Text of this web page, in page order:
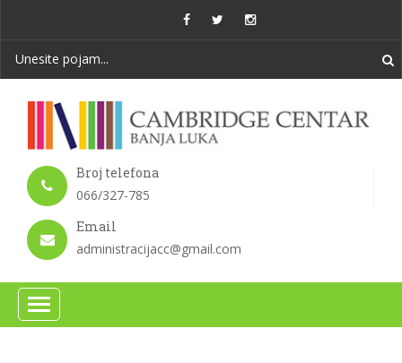
Broj telefona
066/327-785
Email
administracijacc@gmail.com